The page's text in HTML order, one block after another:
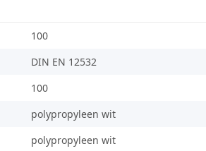
100
DIN EN 12532
100
polypropyleen wit
polypropyleen wit